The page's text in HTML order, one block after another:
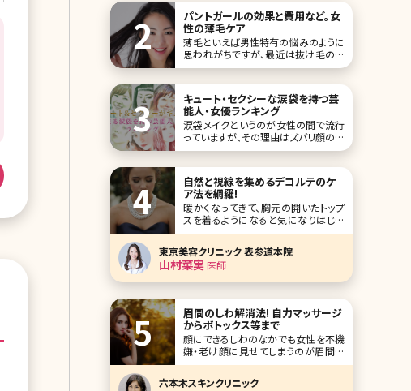
性」のことで、「容姿は端麗、本人は芸
能活動を昔やっていたが、名前を検索
しても見つからない程度。あるいはやっ
ていない」「ブログやSNSも見つからな
い。自己主
パントガールの効果と費用など。女
性の薄毛ケア
薄毛といえば男性特有の悩みのように
思われがちですが、最近は抜け毛の相
談のためにクリニックを訪れる女性が
きな原因ですが、ストレスや生活習慣の
乱れなどによって抜け毛に悩まされる
若い女性も少なくありません。このよう
な女性の薄毛を改善してくれる内服薬
として注目を集めているの
キュート・セクシーな涙袋を持つ芸
能人・女優ランキング
涙袋メイクというのが女性の間で流行
っていますが、その理由はズバリ顔の印
象をかなり左右するから。涙袋はホル
テる女性のポイントとして挙げられま
す。 芸能人もこの涙袋がある人が多く、
その人ならではの、かわいさやセクシ
ーさの象徴になっているケースが多い
です。今回は
自然と視線を集めるデコルテのケ
ア法を網羅!
暖かくなってきて、胸元の開いたトップ
スを着るようになると気になりはじめ
るデコルテの肌。美しい鎖骨となめらか
な白い肌は女性らしさの象徴でもあ
り、意外と男性の目がいくポイントでも
あります。ここで本格的な夏が始まる前
にデコルテのケア方法について考えて
東京美容クリニック 表参道本院
山村菜実医師
眉間のしわ解消法! 自力マッサージ
からボトックス等まで
顔にできるしわのなかでも女性を不機
嫌・老け顔に見せてしまうのが眉間の
しわです。笑うとできる目尻のシワと違
人」というネガティブな印象を与えてし
六本木スキンクリニック